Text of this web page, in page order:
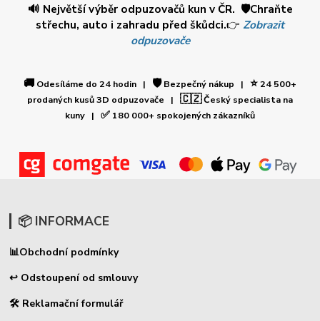
🔊 Největší výběr odpuzovačů kun v ČR. 🛡️Chraňte
střechu, auto i zahradu před škůdci.👉 Zobrazit
odpuzovače
🚚 Odesíláme do 24 hodin | 🛡️Bezpečný nákup | ⭐24 500+
prodaných kusů 3D odpuzovače | 🇨🇿Český specialista na
kuny | ✅ 180 000+ spokojených zákazníků
📦 INFORMACE
📊Obchodní podmínky
↩ Odstoupení od smlouvy
🛠 Reklamační formulář